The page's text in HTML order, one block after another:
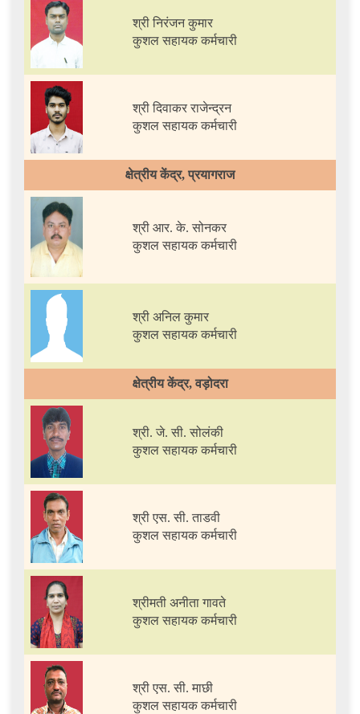
श्री निरंजन कुमार
कुशल सहायक कर्मचारी
श्री दिवाकर राजेन्द्रन
कुशल सहायक कर्मचारी
क्षेत्रीय केंद्र, प्रयागराज
श्री आर. के. सोनकर
कुशल सहायक कर्मचारी
श्री अनिल कुमार
कुशल सहायक कर्मचारी
क्षेत्रीय केंद्र, वड़ोदरा
श्री. जे. सी. सोलंकी
कुशल सहायक कर्मचारी
श्री एस. सी. ताडवी
कुशल सहायक कर्मचारी
श्रीमती अनीता गावते
कुशल सहायक कर्मचारी
श्री एस. सी. माछी
कुशल सहायक कर्मचारी